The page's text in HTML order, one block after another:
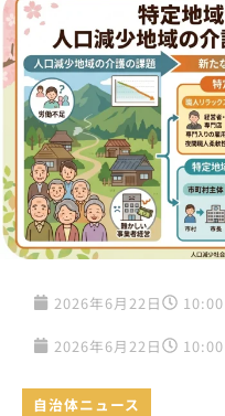
2026年6月22日
2026年6月22日
自治体ニュース